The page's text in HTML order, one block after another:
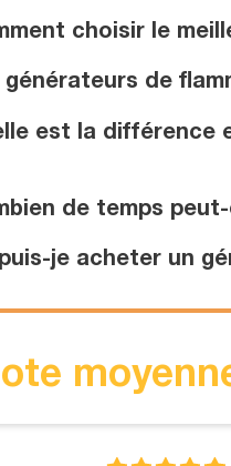
choisir le
générateurs de
est la
de temps
je acheter un